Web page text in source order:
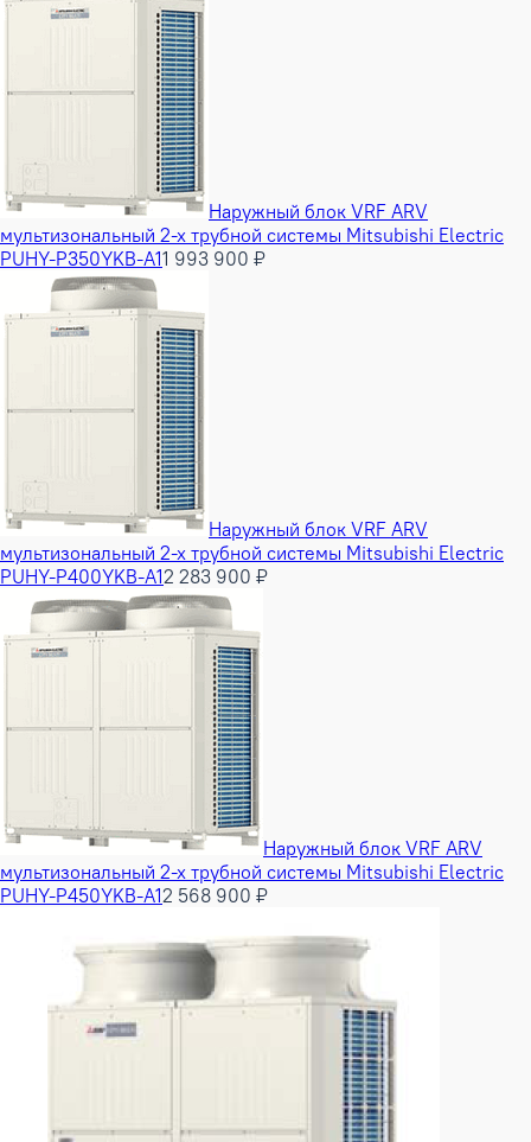
Наружный блок VRF ARV
мультизональный 2-х трубной системы Mitsubishi Electric
PUHY-P350YKB-A11 993 900 ₽
Наружный блок VRF ARV
мультизональный 2-х трубной системы Mitsubishi Electric
PUHY-P400YKB-A12 283 900 ₽
Наружный блок VRF ARV
мультизональный 2-х трубной системы Mitsubishi Electric
PUHY-P450YKB-A12 568 900 ₽